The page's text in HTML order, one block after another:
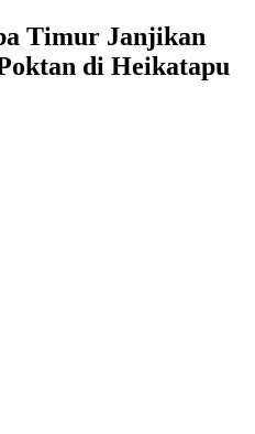
Timur Janjikan
di Heikatapu